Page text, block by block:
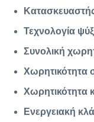
Τεχνολογία
Συνολική
Χωρητικότητα
Χωρητικότητα
Ενεργειακή